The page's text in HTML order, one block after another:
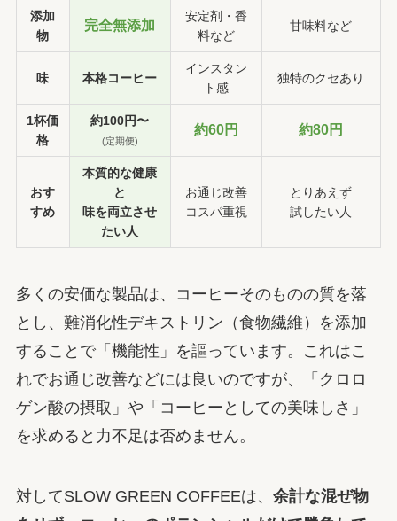
添加
物
完全無添加
安定剤・香
料など
甘味料など
味 本格コーヒー
インスタン
ト感
独特のクセあり
1杯価
格
約100円〜
(定期便)
約60円 約80円
おす
すめ
本質的な健康
と
味を両立させ
たい人
お通じ改善
コスパ重視
とりあえず
試したい人
多くの安価な製品は、コーヒーそのものの質を落
とし、難消化性デキストリン（食物繊維）を添加
することで「機能性」を謳っています。これはこ
れでお通じ改善などには良いのですが、「クロロ
ゲン酸の摂取」や「コーヒーとしての美味しさ」
を求めると力不足は否めません。
対してSLOW GREEN COFFEEは、 余計な混ぜ物